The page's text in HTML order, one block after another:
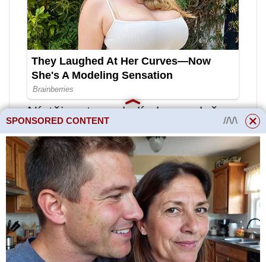
Nístěj ve tvaru kelímku na dně
pece;
Mezilehlá zóna, nazývaná prase,
která se nachází mezi topeništěm
a komínem;
Svislá šachta (hromada)
probíhající od prasete k horní
SPONSORED CONTENT